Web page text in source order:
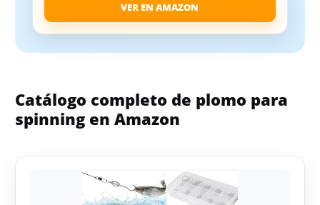
VER EN AMAZON
Catálogo completo de plomo para
spinning en Amazon